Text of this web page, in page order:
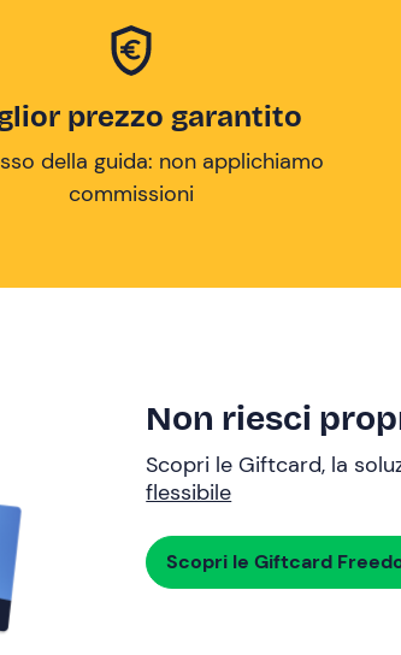
prezzo garantito
della guida: non applichiamo
commissioni
Non riesci
Scopri le Giftcard, la
flessibile
Scopri le Giftcard